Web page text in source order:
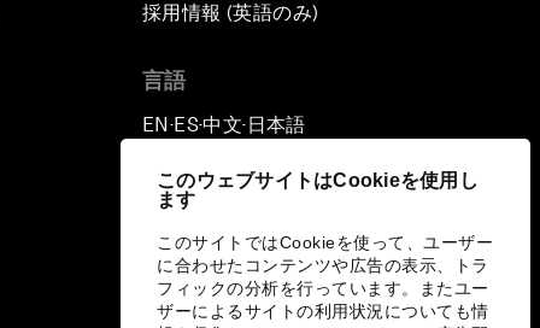
このウェブサイトはCookieを使用し
ます
このサイトではCookieを使って、ユーザー
に合わせたコンテンツや広告の表示、トラ
フィックの分析を行っています。またユー
ザーによるサイトの利用状況についても情
採用情報 (英語のみ)
言語
EN ▪ES▪中文▪ 日本語